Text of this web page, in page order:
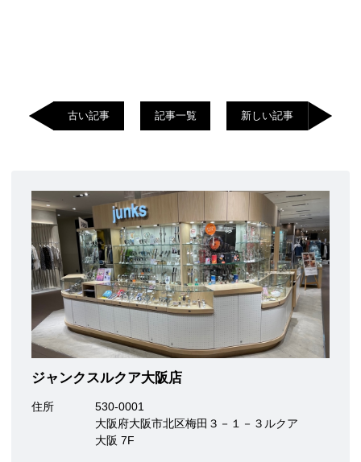
古い記事 記事一覧 新しい記事
ジャンクスルクア大阪店
住所
530-0001
大阪府大阪市北区梅田３－１－３ルクア
大阪 7F